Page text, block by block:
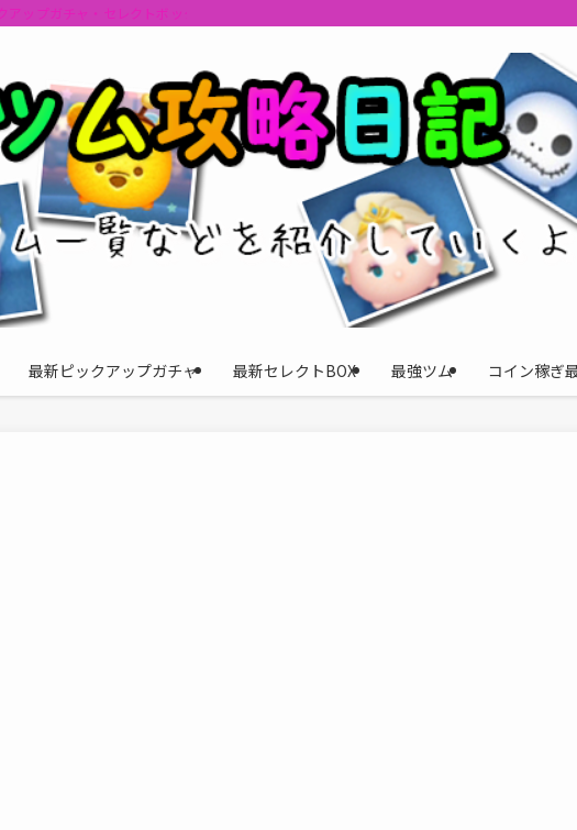
ップガチャ・セレクトボックスの情報を最速で提供しビンゴのおすすめツム・キャラ評価
最新ピックアップガチャ 最新セレクトBOX 最強ツム コイン稼ぎ